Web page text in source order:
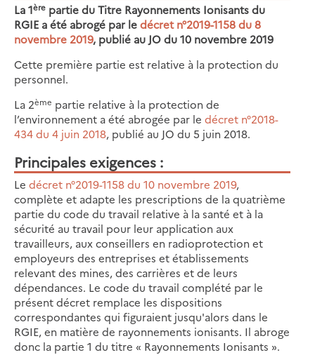
La 1ère partie du Titre Rayonnements Ionisants du
RGIE a été abrogé par ledécret n°2019-1158 du 8
novembre 2019, publié au JO du 10 novembre 2019
Cette première partie est relative à la protection du
personnel.
La 2ème partie relative à la protection de
l’environnement a été abrogée par le décret n°2018-
434 du 4 juin 2018, publié au JO du 5 juin 2018.
Principales exigences
Le décret n°2019-1158 du 10 novembre 2019,
complète et adapte les prescriptions de la quatrième
partie du code du travail relative à la santé et à la
sécurité au travail pour leur application aux
travailleurs, aux conseillers en radioprotection et
employeurs des entreprises et établissements
relevant des mines, des carrières et de leurs
dépendances. Le code du travail complété par le
présent décret remplace les dispositions
correspondantes qui figuraient jusqu'alors dans le
RGIE, en matière de rayonnements ionisants. Il abroge
donc la partie 1 du titre « Rayonnements Ionisants ».